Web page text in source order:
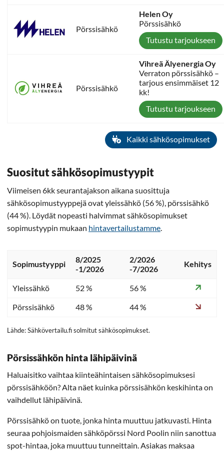
Pörssisähkö
Helen Oy
Pörssisähkö
Tutustu tarjoukseen
Pörssisähkö
Vihreä Älyenergia Oy
Verraton pörssisähkö –
tarjous ensimmäiset 12
kk!
Tutustu tarjoukseen
Kaikki sähkösopimukset
Suositut sähkösopimustyypit
Viimeisen 6kk seurantajakson aikana suosittuja
sähkösopimustyyppejä ovat yleissähkö (56 %), pörssisähkö
(44 %). Löydät nopeasti halvimmat sähkösopimukset
sopimustyypin mukaan hintavertailustamme
Sopimustyyppi
8/2025
-1/2026
2/2026
-7/2026
Kehitys
Yleissähkö 52 %
56 %
Pörssisähkö
48 % 44 %
Lähde: Sähkövertailu.fi solmitut sähkösopimukset.
Pörsissähkön hinta lähipäivinä
Haluaisitko vaihtaa kiinteähintaisen sähkösopimuksesi
pörssisähköön? Alta näet kuinka pörssisähkön keskihinta on
vaihdellut lähipäivinä.
Pörssisähkö on tuote, jonka hinta muuttuu jatkuvasti. Hinta
seuraa pohjoismaiden sähköpörssi Nord Poolin niin sanottua
spot-hintaa, joka muuttuu tunneittain. Asiakas maksaa